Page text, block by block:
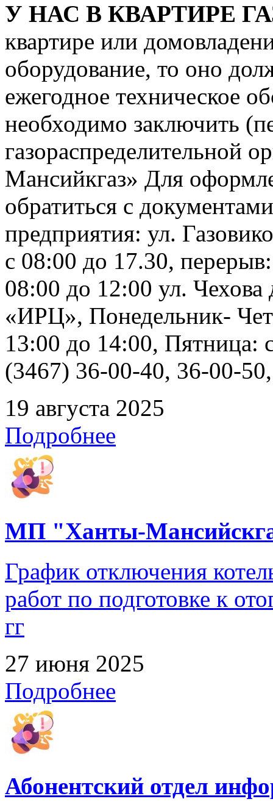
У НАС В КВАРТИРЕ
квартире или
оборудование, то оно
ежегодное техническое
необходимо заключить
газораспределительной
Мансийкгаз» Для
обратиться с
предприятия: ул.
с 08:00 до 17.30,
08:00 до 12:00 ул.
«ИРЦ», Понедельник-
13:00 до 14:00, Пятница:
(3467) 36-00-40, 36-00-
19 августа 2025
Подробнее
МП "Ханты-
График отключения
работ по подготовке к
гг
27 июня 2025
Подробнее
Абонентский отдел